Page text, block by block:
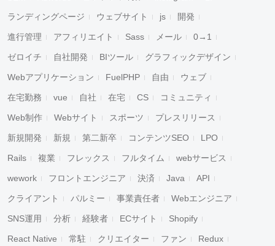
ランディングページ ウェブサイト js 開発
進行管理 アフィリエイト Sass メール 0→1
ゼロイチ 自社開発 BIツール グラフィックデザイン
Webアプリケーション FuelPHP 自由 ウェブ
在宅勤務 vue 自社 在宅 CS コミュニティ
Web制作 Webサイト スポーツ プレスリリース
新規開発 新規 第二新卒 コンテンツSEO LPO
Rails 複業 フレックス フルタイム webサービス
wework フロントエンジニア 決済 Java API
クライアント パルミー 事業責任者 Webエンジニア
SNS運用 分析 経験者 ECサイト Shopify
React Native 常駐 クリエイター ファン Redux